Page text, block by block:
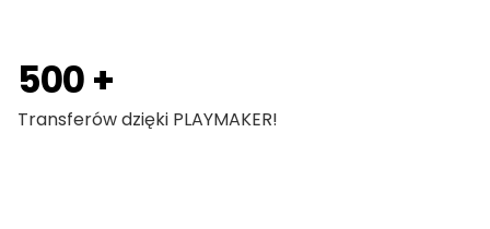
500 +
Transferów dzięki PLAYMAKER!